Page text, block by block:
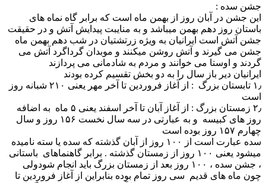
جشن سده :
این جشن در آبان روز از بهمن ماه است که برابر گاه نماه های
باستان روز دهم بهمن میباشد و به منایبت پیدایش آتش و در حقیقت
جشن آتش است ایرانیان به ویژه زرتشتیان در شب دهم بهمن ماه
جشن می گیرند و آتش روشن میکنند و موبدان گرداگرد آتش می
گردند و اوستا می خوانند و مردم به شادمانی می پردازند
ایرانیان دیر باز سال را به دو بخش تقسیم کرده بودند
۱٫ تابستان بزرگ : از آغاز فروردین تا آخر مهر یعنی ۲۱۰ شبانه روز
است
۲٫ زمستان بزرگ : از آغاز آبان تا آخر اسفند یعنی ۵ ماه به اضافه
روز های کبیسه و به عبارتی در سه سال نخست ۱۵۶ روز و سال
چهارم ۱۵۷ روز بوده است
سده عبارت است از ۱۰۰ روز از آبان گذشته که سده یا سته نامیده
میشود یعنی ۱۰۰ روز از زمستان گذشته . برابر گاهنماهای باستانی
، جشن سده ، ۱۰۰ روز بعد از زمستان بزرگ باید انجام شودولی
چون ماه های قدیم سی روز تمام بوده بنابراین از آغاز فروردین تا